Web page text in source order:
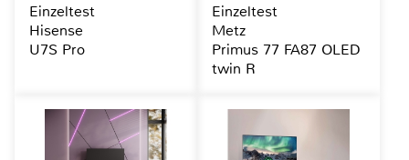
Einzeltest
Hisense
U7S Pro
Einzeltest
Metz
Primus 77 FA87 OLED
twin R